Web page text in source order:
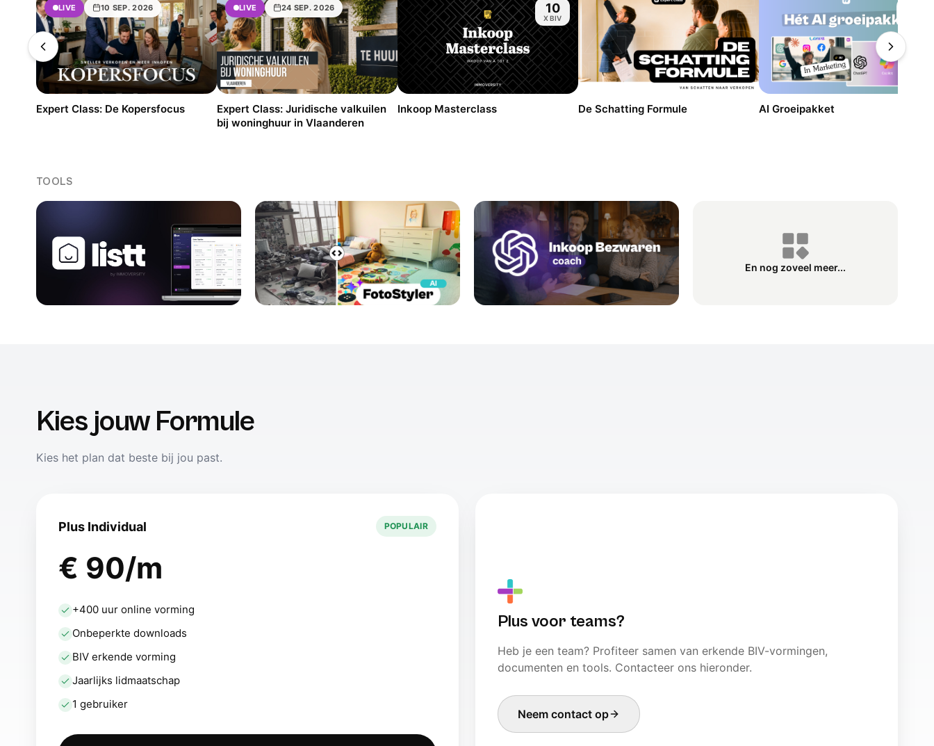
LIVE 10 SEP. 2026
Expert Class: De Kopersfocus
LIVE 24 SEP. 2026
Expert Class: Juridische valkuilen
bij woninghuur in Vlaanderen
10
X BIV
Inkoop Masterclass De Schatting Formule AI Groeipakket
TOOLS
En nog zoveel meer...
Kies jouw Formule
Kies het plan dat beste bij jou past.
Plus Individual POPULAIR
€ 90/m
+400 uur online vorming
Onbeperkte downloads
BIV erkende vorming
Jaarlijks lidmaatschap
1 gebruiker
Plus voor teams?
Heb je een team? Profiteer samen van erkende BIV-vormingen,
documenten en tools. Contacteer ons hieronder.
Neem contact op